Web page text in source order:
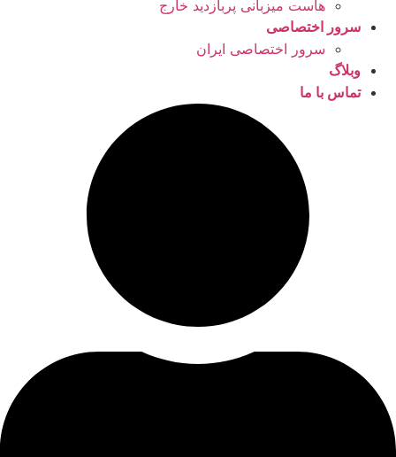
هاست میزبانی پربازدید خارج
سرور اختصاصی
سرور اختصاصی ایران
وبلاگ
تماس با ما